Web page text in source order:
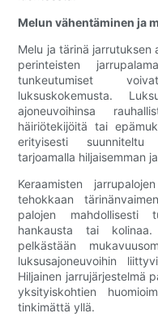
Melun vähentäminen ja
Melu ja tärinä jarrutuksen
perinteisten
tunkeutumiset
luksuskokemusta.
ajoneuvoihinsa
häiriötekijöitä tai
erityisesti suunniteltu
tarjoamalla hiljaisemman
Keraamisten
tehokkaan
palojen mahdollisesti
hankausta tai
pelkästään
luksusajoneuvoihin
Hiljainen jarrujärjestelmä
yksityiskohtien
tinkimättä yllä.